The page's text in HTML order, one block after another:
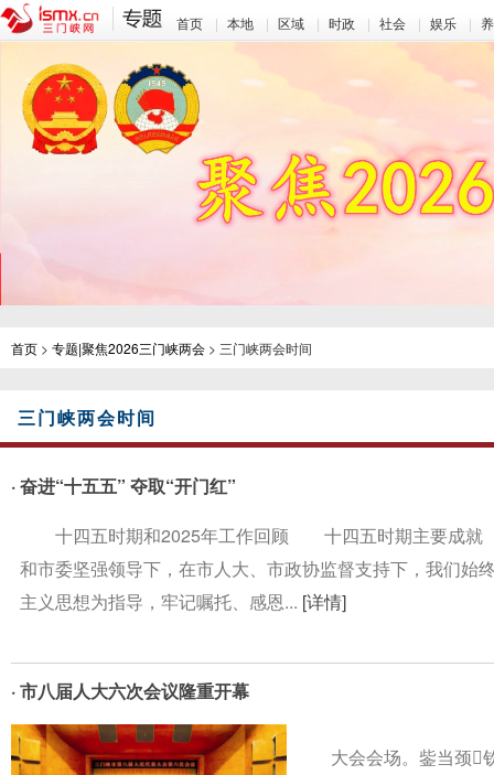
首页 | 本地 | 区域 | 时政 | 社会 | 娱乐 |
首页 > 专题|聚焦2026三门峡两会 > 三门峡两会时间
三门峡两会时间
· 奋进“十五五” 夺取“开门红”
十四五时期和2025年工作回顾 十四五时期主要成就
和市委坚强领导下，在市人大、市政协监督支持下，我们始
主义思想为指导，牢记嘱托、感恩... [详情]
· 市八届人大六次会议隆重开幕
大会会场。鈭当颈